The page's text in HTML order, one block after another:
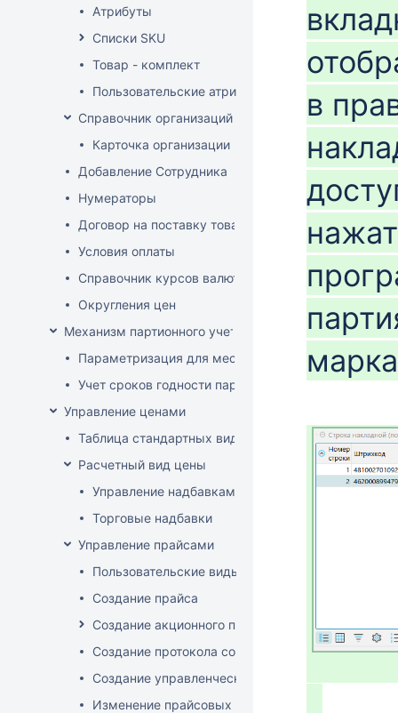
Атрибуты
Списки SKU
Товар - комплект
Пользовательские атрибуты
Справочник организаций
Карточка организации
Добавление Сотрудника
Нумераторы
Договор на поставку товаров (форма)
Условия оплаты
Справочник курсов валют
Округления цен
Механизм партионного учета
Параметризация для места хранения механизма
Учет сроков годности партий
Управление ценами
Таблица стандартных видов цен
Расчетный вид цены
Управление надбавками
Торговые надбавки
Управление прайсами
Пользовательские виды цен
Создание прайса
Создание акционного прайса
Создание протокола согласования цен
Создание управленческого прайса
Изменение прайсовых цен
в